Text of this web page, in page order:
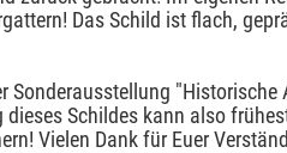
Das Schild ist flach,
Sonderausstellung
Schildes kann also
Vielen Dank für Euer